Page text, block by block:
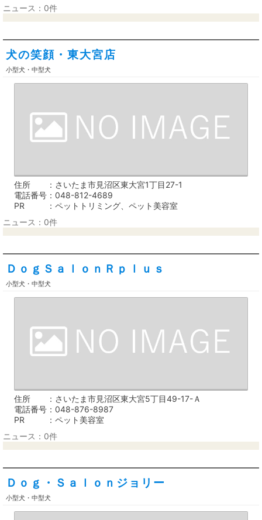
ニュース：0件
犬の笑顔・東大宮店
小型犬・中型犬
住所
さいたま市見沼区東大宮1丁目27-1
電話番号
048-812-4689
PR
ペットトリミング、ペット美容室
ニュース：0件
ＤｏｇＳａｌｏｎＲｐｌｕｓ
小型犬・中型犬
住所
さいたま市見沼区東大宮5丁目49-17-Ａ
電話番号
048-876-8987
PR
ペット美容室
ニュース：0件
Ｄｏｇ・Ｓａｌｏｎジョリー
小型犬・中型犬